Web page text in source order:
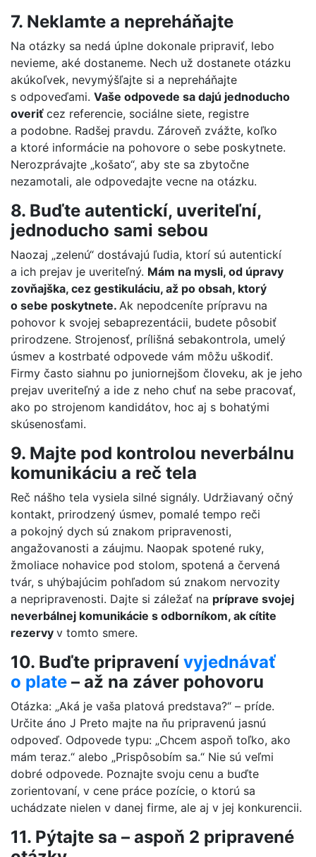
7. Neklamte a nepreháňajte
Na otázky sa nedá úplne dokonale pripraviť, lebo
nevieme, aké dostaneme. Nech už dostanete otázku
akúkoľvek, nevymýšľajte si a nepreháňajte
s odpoveďami. Vaše odpovede sa dajú jednoducho
overiť cez referencie, sociálne siete, registre
a podobne. Radšej pravdu. Zároveň zvážte, koľko
a ktoré informácie na pohovore o sebe poskytnete.
Nerozprávajte „košato“, aby ste sa zbytočne
nezamotali, ale odpovedajte vecne na otázku.
8. Buďte autentickí, uveriteľní,
jednoducho sami sebou
Naozaj „zelenú“ dostávajú ľudia, ktorí sú autentickí
a ich prejav je uveriteľný. Mám na mysli, od úpravy
zovňajška, cez gestikuláciu, až po obsah, ktorý
o sebe poskytnete. Ak nepodceníte prípravu na
pohovor k svojej sebaprezentácii, budete pôsobiť
prirodzene. Strojenosť, prílišná sebakontrola, umelý
úsmev a kostrbaté odpovede vám môžu uškodiť.
Firmy často siahnu po juniornejšom človeku, ak je jeho
prejav uveriteľný a ide z neho chuť na sebe pracovať,
ako po strojenom kandidátov, hoc aj s bohatými
skúsenosťami.
9. Majte pod kontrolou neverbálnu
komunikáciu a reč tela
Reč nášho tela vysiela silné signály. Udržiavaný očný
kontakt, prirodzený úsmev, pomalé tempo reči
a pokojný dych sú znakom pripravenosti,
angažovanosti a záujmu. Naopak spotené ruky,
žmoliace nohavice pod stolom, spotená a červená
tvár, s uhýbajúcim pohľadom sú znakom nervozity
a nepripravenosti. Dajte si záležať na príprave svojej
neverbálnej komunikácie s odborníkom, ak cítite
rezervy v tomto smere.
10. Buďte pripravení vyjednávať
o plate – až na záver pohovoru
Otázka: „Aká je vaša platová predstava?“ – príde.
Určite áno J Preto majte na ňu pripravenú jasnú
odpoveď. Odpovede typu: „Chcem aspoň toľko, ako
mám teraz.“ alebo „Prispôsobím sa.“ Nie sú veľmi
dobré odpovede. Poznajte svoju cenu a buďte
zorientovaní, v cene práce pozície, o ktorú sa
uchádzate nielen v danej firme, ale aj v jej konkurencii.
11. Pýtajte sa – aspoň 2 pripravené